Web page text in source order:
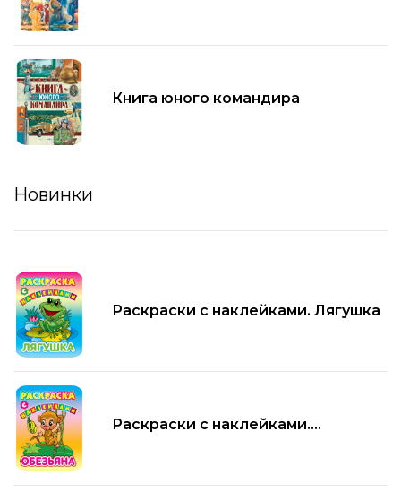
Книга юного командира
Новинки
Раскраски с наклейками. Лягушка
Раскраски с наклейками.